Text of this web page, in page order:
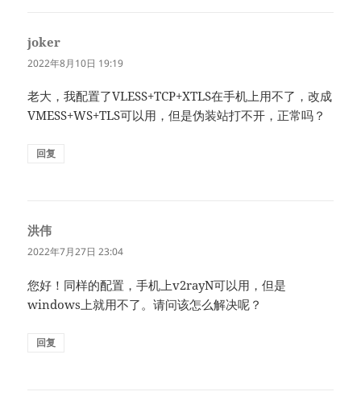
joker
道：
2022年8月10日 19:19
老大，我配置了VLESS+TCP+XTLS在手机上用不了，改成
VMESS+WS+TLS可以用，但是伪装站打不开，正常吗？
回复
洪伟
道：
2022年7月27日 23:04
您好！同样的配置，手机上v2rayN可以用，但是
windows上就用不了。请问该怎么解决呢？
回复